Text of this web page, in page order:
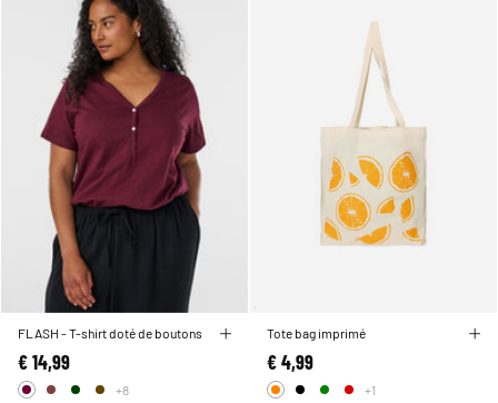
FLASH - T-shirt doté de boutons
€ 14,99
+8
Tote bag imprimé
€ 4,99
+1